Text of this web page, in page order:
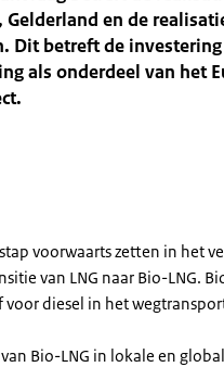
en de
Dit betreft de
als onderdeel van het
voorwaarts zetten in het
van LNG naar Bio-LNG.
diesel in het
Bio-LNG in lokale en